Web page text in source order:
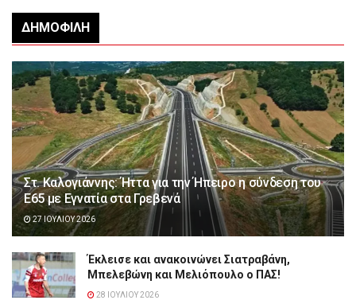
ΔΗΜΟΦΙΛΉ
Στ. Καλογιάννης: Ήττα για την Ήπειρο η σύνδεση του
Ε65 με Εγνατία στα Γρεβενά
27 ΙΟΥΛΊΟΥ 2026
Έκλεισε και ανακοινώνει Σιατραβάνη,
Μπελεβώνη και Μελιόπουλο ο ΠΑΣ!
28 ΙΟΥΛΊΟΥ 2026